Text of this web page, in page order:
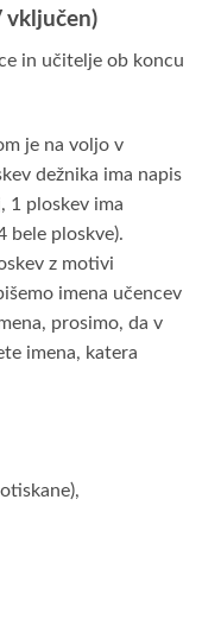
vključen)
in učitelje ob koncu
je na voljo v
dežnika ima napis
1 ploskev ima
bele ploskve).
z motivi
imena učencev
prosimo, da v
imena, katera